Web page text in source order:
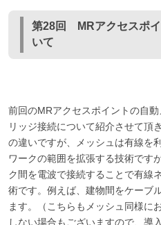
第28回 MRアクセスポ
いて
前回のMRアクセスポイントの自
リッジ接続について紹介させて頂
の違いですが、メッシュは有線を
ワークの範囲を拡張する技術です
ク間を電波で接続することで有線
術です。例えば、建物間をケーブ
ます。（こちらもメッシュ同様に
しない場合もございますので、導